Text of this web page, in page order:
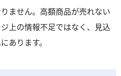
ません。高額商品が売れない
上の情報不足ではなく、見込
あります。